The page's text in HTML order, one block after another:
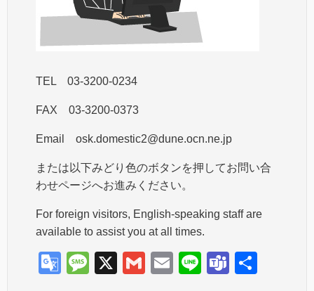
TEL 03-3200-0234
FAX 03-3200-0373
Email osk.domestic2@dune.ocn.ne.jp
または以下みどり色のボタンを押してお問い合
わせページへお進みください。
For foreign visitors, English-speaking staff are
available to assist you at all times.
G
M
X
G
E
Li
T